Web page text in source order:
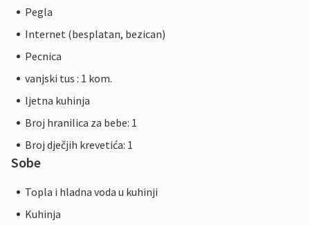
Pegla
Internet (besplatan, bezican)
Pecnica
vanjski tus : 1 kom.
ljetna kuhinja
Broj hranilica za bebe: 1
Broj dječjih krevetića: 1
Sobe
Topla i hladna voda u kuhinji
Kuhinja